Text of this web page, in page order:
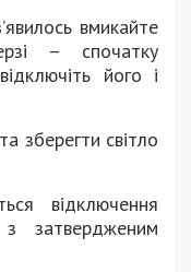
вмикайте
– спочатку
його і
зберегти світло
відключення
затвердженим